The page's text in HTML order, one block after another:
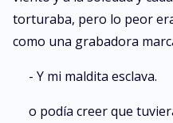
torturaba, pero lo peor
como una grabadora
- Y mi maldita esclava.
o podía creer que